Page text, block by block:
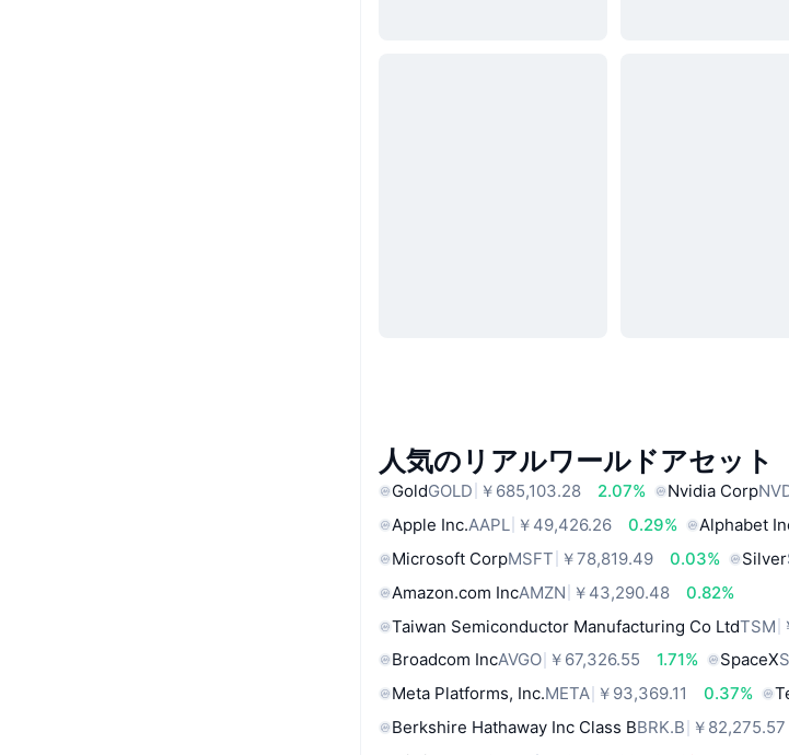
人気のリアルワールドアセット
GoldGOLD ￥685,103.28 2.07% Nvidia Corp
Apple Inc.AAPL ￥49,426.26 0.29% Alphabet
Microsoft CorpMSFT ￥78,819.49 0.03% Silver
Amazon.com IncAMZN ￥43,290.48
0.82%
Taiwan Semiconductor Manufacturing Co LtdTSM
Broadcom IncAVGO ￥67,326.55 1.71% SpaceX
Meta Platforms, Inc.META ￥93,369.11 0.37%
Berkshire Hathaway Inc Class BBRK.B ￥82,275.57